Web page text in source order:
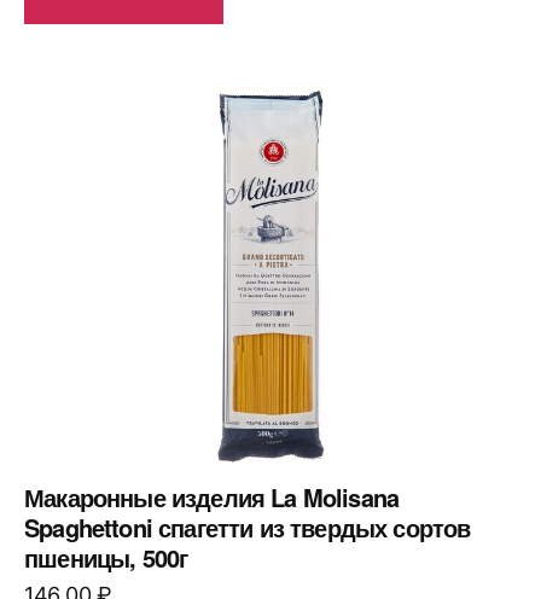
Макаронные изделия La Molisana
Spaghettoni спагетти из твердых сортов
пшеницы, 500г